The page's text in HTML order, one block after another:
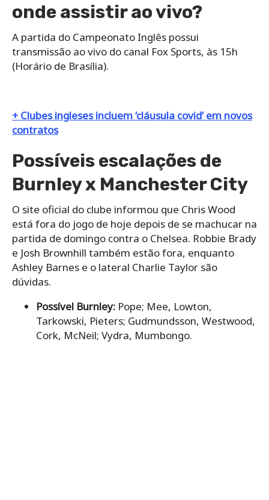
onde assistir ao vivo?
A partida do Campeonato Inglês possui
transmissão ao vivo do canal Fox Sports, às 15h
(Horário de Brasília).
+ Clubes ingleses incluem ‘cláusula covid’ em novos
contratos
Possíveis escalações de
Burnley x Manchester City
O site oficial do clube informou que Chris Wood
está fora do jogo de hoje depois de se machucar na
partida de domingo contra o Chelsea. Robbie Brady
e Josh Brownhill também estão fora, enquanto
Ashley Barnes e o lateral Charlie Taylor são
dúvidas.
Possível Burnley: Pope; Mee, Lowton,
Tarkowski, Pieters; Gudmundsson, Westwood,
Cork, McNeil; Vydra, Mumbongo.